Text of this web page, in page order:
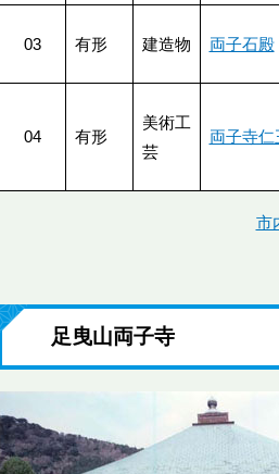
03 有形 建造物 両子石殿
04 有形
美術工
芸
両子寺仁
市
足曳山両子寺